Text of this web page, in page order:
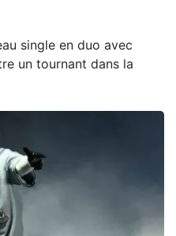
single en duo avec
un tournant dans la